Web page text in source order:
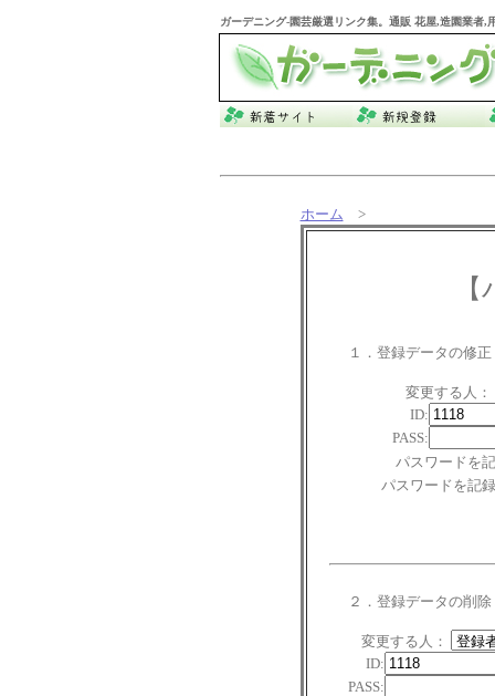
ガーデニング-園芸厳選リンク集。通販 花屋,造園業者,
ホーム >
１．登録データの修正
変更する人：
ID:
PASS:
パスワードを
パスワードを記
２．登録データの削除
変更する人：
ID:
PASS: